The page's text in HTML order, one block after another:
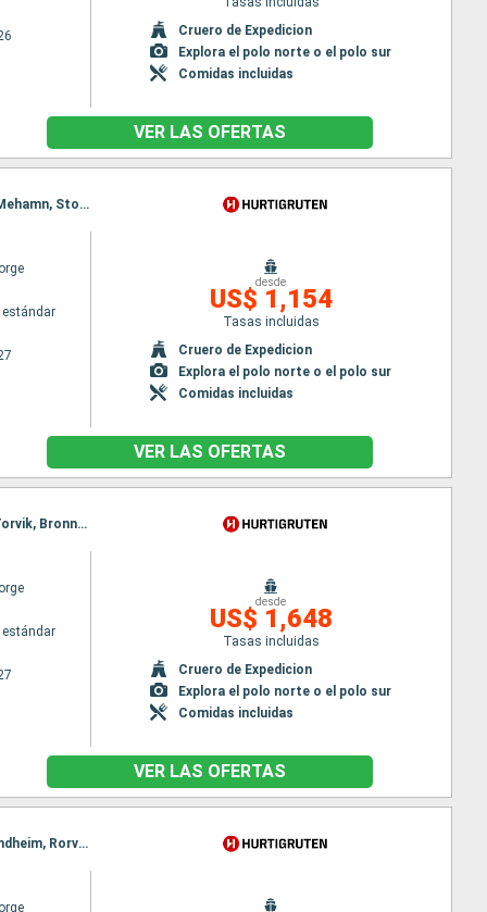
Cruero de Expedicion
Explora el polo norte o el polo sur
Comidas incluidas
VER LAS OFERTAS
Itinerario : Kirkenes, Vardo, Batsfjord, Berlevag, Finnsnes, Vardo, Harstad, Risoyhamn, sortland, Mehamn, Stokmarknes, Kjollefjord, Svolvaer, Honningsvag, Stamsund, Havoysund, Hammerfest, Oksfjord, Skjervoy, Tromso, Batsfjord, Bodo, Ornes, Nesna (pasaje círculo polar), Sandnessjoen, Bronnoysund, Finnsnes, Rorvik, Harstad, Risoyhamn, sortland, Stokmarknes, Svolvaer, Stamsund, Berlevag, Trondheim, Kristiansund, Molde, Bodo, Ornes, Nesna (pasaje círculo polar), Sandnessjoen, Bronnoysund, Rorvik, Mehamn, Alesund, Torvik, Maloy, Floro, Bergen, Trondheim, Kristiansund, Molde, Kjollefjord, Alesund, Torvik, Maloy, Floro, Bergen, Honningsvag, Havoysund, Hammerfest, Oksfjord, Skjervoy, Tromso, Finnsnes, Harstad, Risoyhamn, sortland, Stokmarknes, Svolvaer, Stamsund, Bodo, Ornes, Nesna (pasaje círculo polar), Sandnessjoen, Bronnoysund, Rorvik, Trondheim, Kristiansund, Molde, Alesund, Torvik, Maloy, Floro, Bergen
desde
US$ 1,154
Tasas incluidas
Cruero de Expedicion
Explora el polo norte o el polo sur
Comidas incluidas
VER LAS OFERTAS
Itinerario : Bergen, Floro, Maloy, Torvik, Alesund, Molde, Maloy, Kristiansund, Trondheim, Rorvik, Torvik, Bronnoysund, Sandnessjoen, Nesna (pasaje círculo polar), Ornes, Bodo, Stamsund, Svolvaer, Alesund, Stokmarknes, sortland, Risoyhamn, Harstad, Finnsnes, Tromso, Skjervoy, Molde, Oksfjord, Hammerfest, Havoysund, Honningsvag, Kjollefjord, Mehamn, Berlevag, Kristiansund, Batsfjord, Vardo, Vadso, Kirkenes, Trondheim, Rorvik, Bronnoysund, Sandnessjoen, Nesna (pasaje círculo polar), Ornes, Bodo, Stamsund, Svolvaer, Stokmarknes, sortland, Risoyhamn, Harstad, Finnsnes, Tromso, Skjervoy, Oksfjord, Hammerfest, Havoysund, Honningsvag, Kjollefjord, Mehamn, Berlevag, Batsfjord, Vardo, Vadso, Kirkenes
desde
US$ 1,648
Tasas incluidas
Cruero de Expedicion
Explora el polo norte o el polo sur
Comidas incluidas
VER LAS OFERTAS
Itinerario : Bergen, Floro, Maloy, Torvik, Alesund, Hjorundfjorden, Molde, Maloy, Kristiansund, Trondheim, Rorvik, Torvik, Bronnoysund, Sandnessjoen, Nesna (pasaje círculo polar), Ornes, Bodo, Stamsund, Svolvaer, Alesund, Stokmarknes, sortland, Risoyhamn, Harstad, Finnsnes, Tromso, Skjervoy, Hjorundfjorden, Oksfjord, Hammerfest, Havoysund, Honningsvag, Kjollefjord, Mehamn, Berlevag, Alesund, Batsfjord, Vardo, Vadso, Kirkenes, Molde, Kristiansund, Trondheim, Rorvik, Bronnoysund, Sandnessjoen, Nesna (pasaje círculo polar), Ornes, Bodo, Stamsund, Svolvaer, Stokmarknes, sortland, Risoyhamn, Harstad, Finnsnes, Tromso, Skjervoy, Oksfjord, Hammerfest, Havoysund, Honningsvag, Kjollefjord, Mehamn, Berlevag, Batsfjord, Vardo, Vadso, Kirkenes